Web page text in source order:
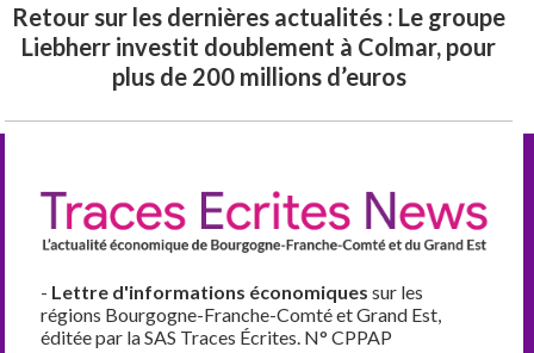
Retour sur les dernières actualités : Le groupe
Liebherr investit doublement à Colmar, pour
plus de 200 millions d’euros
- Lettre d'informations économiques sur les
régions Bourgogne-Franche-Comté et Grand Est,
éditée par la SAS Traces Écrites. N° CPPAP